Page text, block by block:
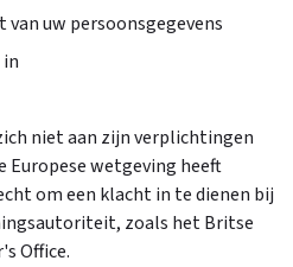
uw persoonsgegevens
niet aan zijn verplichtingen
Europese wetgeving heeft
om een klacht in te dienen bij
zoals het Britse
Office.